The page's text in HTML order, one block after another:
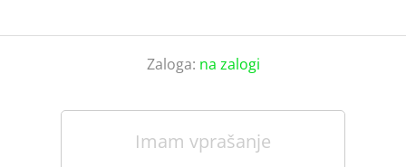
Zaloga: na zalogi
Imam vprašanje